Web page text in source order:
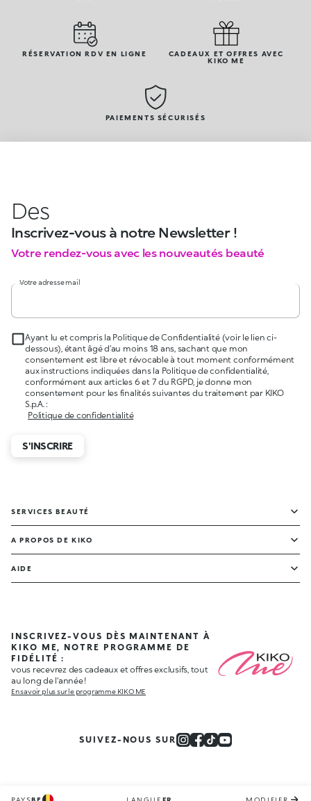
RÉSERVATION RDV EN LIGNE
CADEAUX ET OFFRES AVEC
KIKO ME
PAIEMENTS SÉCURISÉS
Des
Inscrivez-vous à notre Newsletter !
Votre rendez-vous avec les nouveautés beauté
Votre adresse mail
Ayant lu et compris la Politique de Confidentialité (voir le lien ci-
dessous), étant âgé d’au moins 18 ans, sachant que mon
consentement est libre et révocable à tout moment conformément
aux instructions indiquées dans la Politique de confidentialité,
conformément aux articles 6 et 7 du RGPD, je donne mon
consentement pour les finalités suivantes du traitement par KIKO
S.p.A. :
Politique de confidentialité
S'INSCRIRE
SERVICES BEAUTÉ
A PROPOS DE KIKO
AIDE
INSCRIVEZ-VOUS DÈS MAINTENANT À
KIKO ME, NOTRE PROGRAMME DE
FIDÉLITÉ :
vous recevrez des cadeaux et offres exclusifs, tout
au long de l'année !
En savoir plus sur le programme KIKO ME
SUIVEZ-NOUS SUR